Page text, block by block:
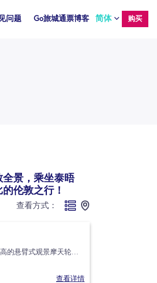
问题 Go旅城通票博客 简体 购买
景，乘坐泰晤
伦敦之行！
查看方式：
想要让你的伦敦之旅更上一层楼吗？在城市中心搭乘欧洲最高的悬臂式观景摩天轮——伦敦眼，这是伦敦之旅不可错过的体验。伦敦眼最初建于2000年，作为庆祝新千年的临时展
查看详情